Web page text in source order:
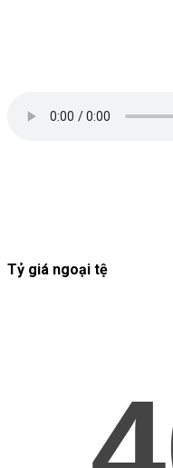
Tỷ giá ngoại tệ